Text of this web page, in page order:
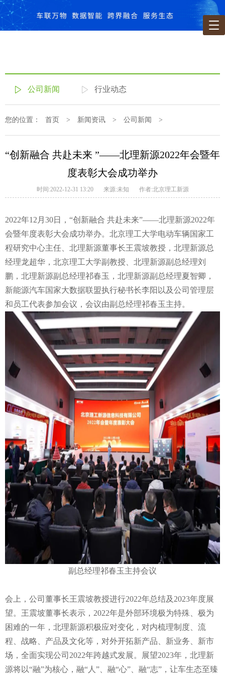
公司新闻 行业动态
您的位置： 首页 > 新闻资讯 > 公司新闻 >
“创新融合 共赴未来 ”——北理新源2022年会暨年
度表彰大会成功举办
时间:2022-12-31 13:20 来源:未知 作者:北京理工新源
2022年12月30日，“创新融合 共赴未来”——北理新源2022年
会暨年度表彰大会成功举办。北京理工大学电动车辆国家工
程研究中心主任、北理新源董事长王震坡教授，北理新源总
经理龙超华，北京理工大学副教授、北理新源副总经理刘
鹏，北理新源副总经理祁春玉，北理新源副总经理夏智卿，
新能源汽车国家大数据联盟执行秘书长李阳以及公司管理层
和员工代表参加会议，会议由副总经理祁春玉主持。
副总经理祁春玉主持会议
会上，公司董事长王震坡教授进行2022年总结及2023年度展
望。王震坡董事长表示，2022年是外部环境极为特殊、极为
困难的一年，北理新源积极应对变化，对内梳理制度、流
程、战略、产品及文化等，对外开拓新产品、新业务、新市
场，全面实现公司2022年跨越式发展。展望2023年，北理新
源将以“融”为核心，融“人”、融“心”、融“志”，让车生态至臻